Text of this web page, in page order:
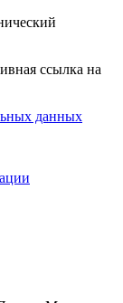
ссылка на
данных